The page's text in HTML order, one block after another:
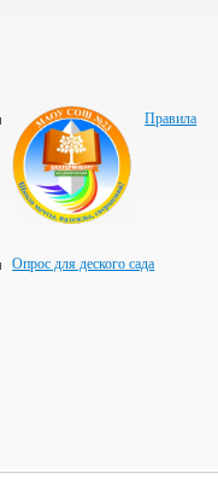
Правила
Опрос для деского сада